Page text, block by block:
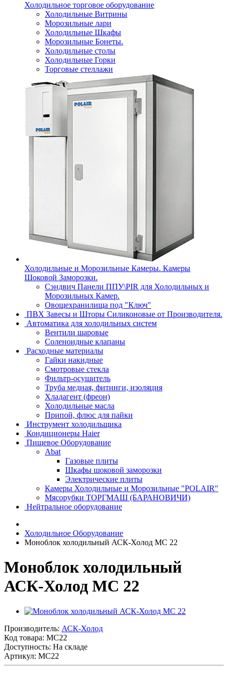
Холодильное торговое оборудование
Холодильные Витрины
Морозильные лари
Холодильные Шкафы
Морозильные Бонеты.
Холодильные столы
Холодильные Горки
Торговые стеллажи
Холодильные и Морозильные Камеры. Камеры
Шоковой Заморозки.
Сэндвич Панели ППУ\PIR для Холодильных и
Морозильных Камер.
Овощехранилища под "Ключ"
ПВХ Завесы и Шторы Силиконовые от Производителя.
Автоматика для холодильных систем
Вентили шаровые
Соленоидные клапаны
Расходные материалы
Гайки накидные
Смотровые стекла
Фильтр-осушитель
Труба медная, фитинги, изоляция
Хладагент (фреон)
Холодильные масла
Припой, флюс для пайки
Инструмент холодильщика
Кондиционеры Haier
Пищевое Оборудование
Abat
Газовые плиты
Шкафы шоковой заморозки
Электрические плиты
Камеры Холодильные и Морозильные "POLAIR"
Мясорубки ТОРГМАШ (БАРАНОВИЧИ)
Нейтральное оборудование
Холодильное Оборудование
Моноблок холодильный АСК-Холод MC 22
Моноблок холодильный
АСК-Холод MC 22
Производитель: АСК-Холод
Код товара: MC22
Доступность: На складе
Артикул: MC22